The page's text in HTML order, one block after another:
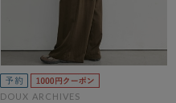
DOUX ARCHIVES